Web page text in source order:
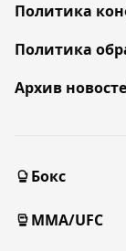
Политика
Политика
Архив
Бокс
MMA/UFC